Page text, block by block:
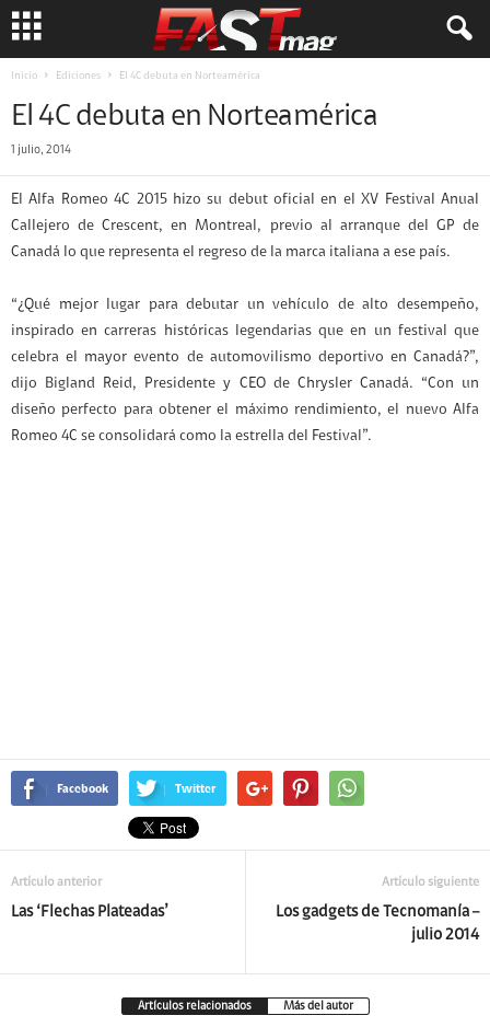
Inicio Ediciones El 4C debuta en Norteamérica
El 4C debuta en Norteamérica
1 julio, 2014
El Alfa Romeo 4C 2015 hizo su debut oficial en el XV Festival Anual
Callejero de Crescent, en Montreal, previo al arranque del GP de
Canadá lo que representa el regreso de la marca italiana a ese país.
“¿Qué mejor lugar para debutar un vehículo de alto desempeño,
inspirado en carreras históricas legendarias que en un festival que
celebra el mayor evento de automovilismo deportivo en Canadá?”,
dijo Bigland Reid, Presidente y CEO de Chrysler Canadá. “Con un
diseño perfecto para obtener el máximo rendimiento, el nuevo Alfa
Romeo 4C se consolidará como la estrella del Festival”.
Facebook Twitter
Artículo anterior
Las ‘Flechas Plateadas’
Artículo siguiente
Los gadgets de Tecnomanía –
julio 2014
Artículos relacionados Más del autor